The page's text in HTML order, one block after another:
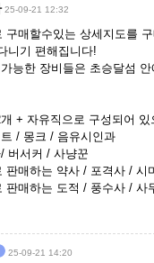
25-09-21 12:32
구매할수있는 상세지도를
니기 편해집니다!
능한 장비들은 초승달섬
+ 자유직으로 구성되어 있
/ 몽크 / 음유시인과
버서커 / 사냥꾼
판매하는 약사 / 포격사 / 시
판매하는 도적 / 풍수사 / 사
25-09-21 14:20